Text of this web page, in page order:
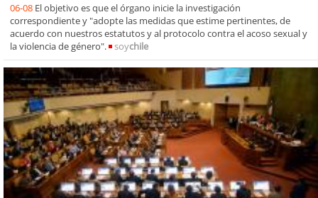
06-08 El objetivo es que el órgano inicie la investigación
correspondiente y "adopte las medidas que estime pertinentes, de
acuerdo con nuestros estatutos y al protocolo contra el acoso sexual y
la violencia de género".
soychile